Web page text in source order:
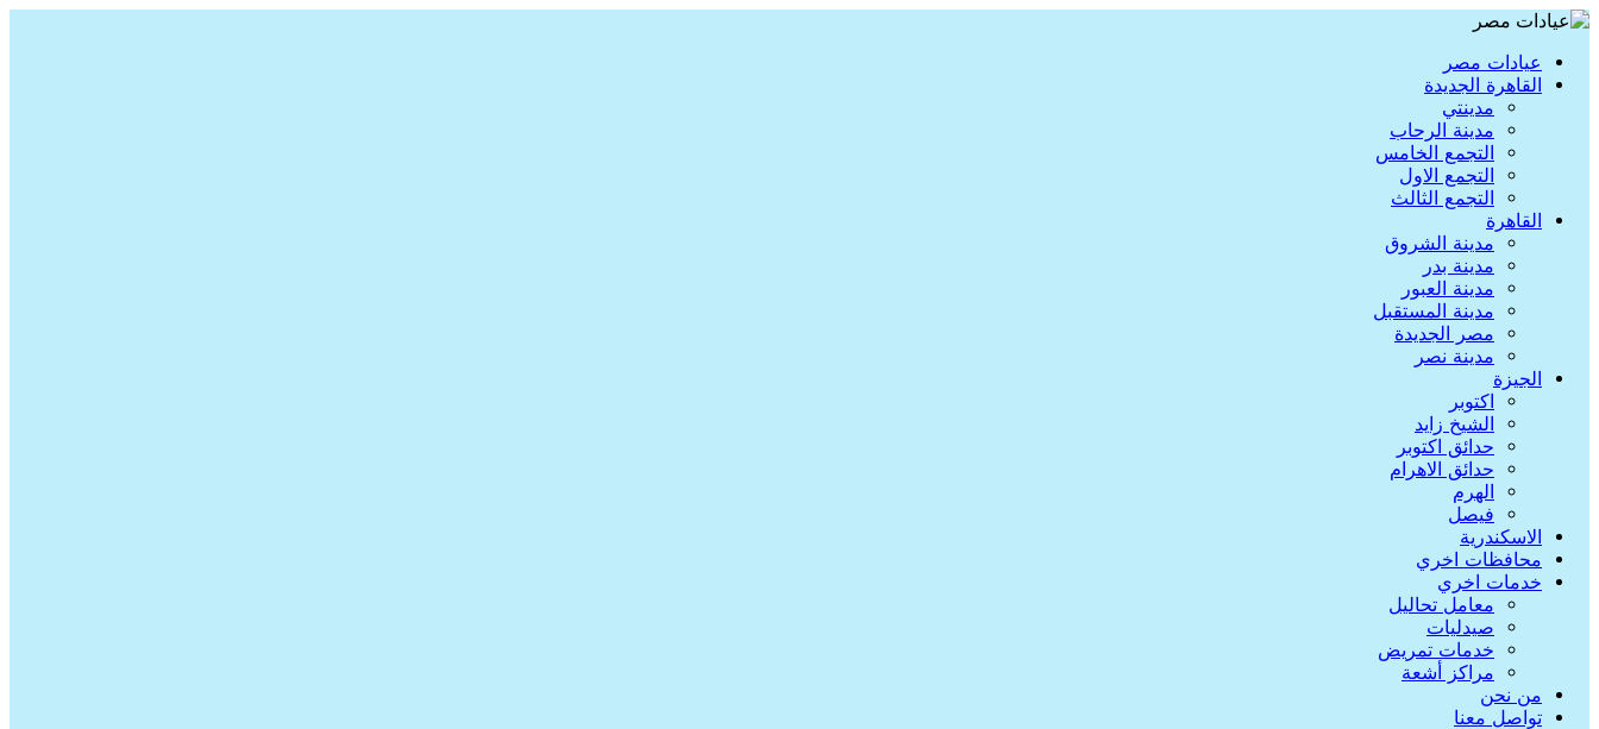
عيادات مصر
القاهرة الجديدة
مدينتي
مدينة الرحاب
التجمع الخامس
التجمع الاول
التجمع الثالث
القاهرة
مدينة الشروق
مدينة بدر
مدينة العبور
مدينة المستقبل
مصر الجديدة
مدينة نصر
الجيزة
اكتوبر
الشيخ زايد
حدائق اكتوبر
حدائق الاهرام
الهرم
فيصل
الاسكندرية
محافظات اخري
خدمات اخري
معامل تحاليل
صيدليات
خدمات تمريض
مراكز أشعة
من نحن
تواصل معنا